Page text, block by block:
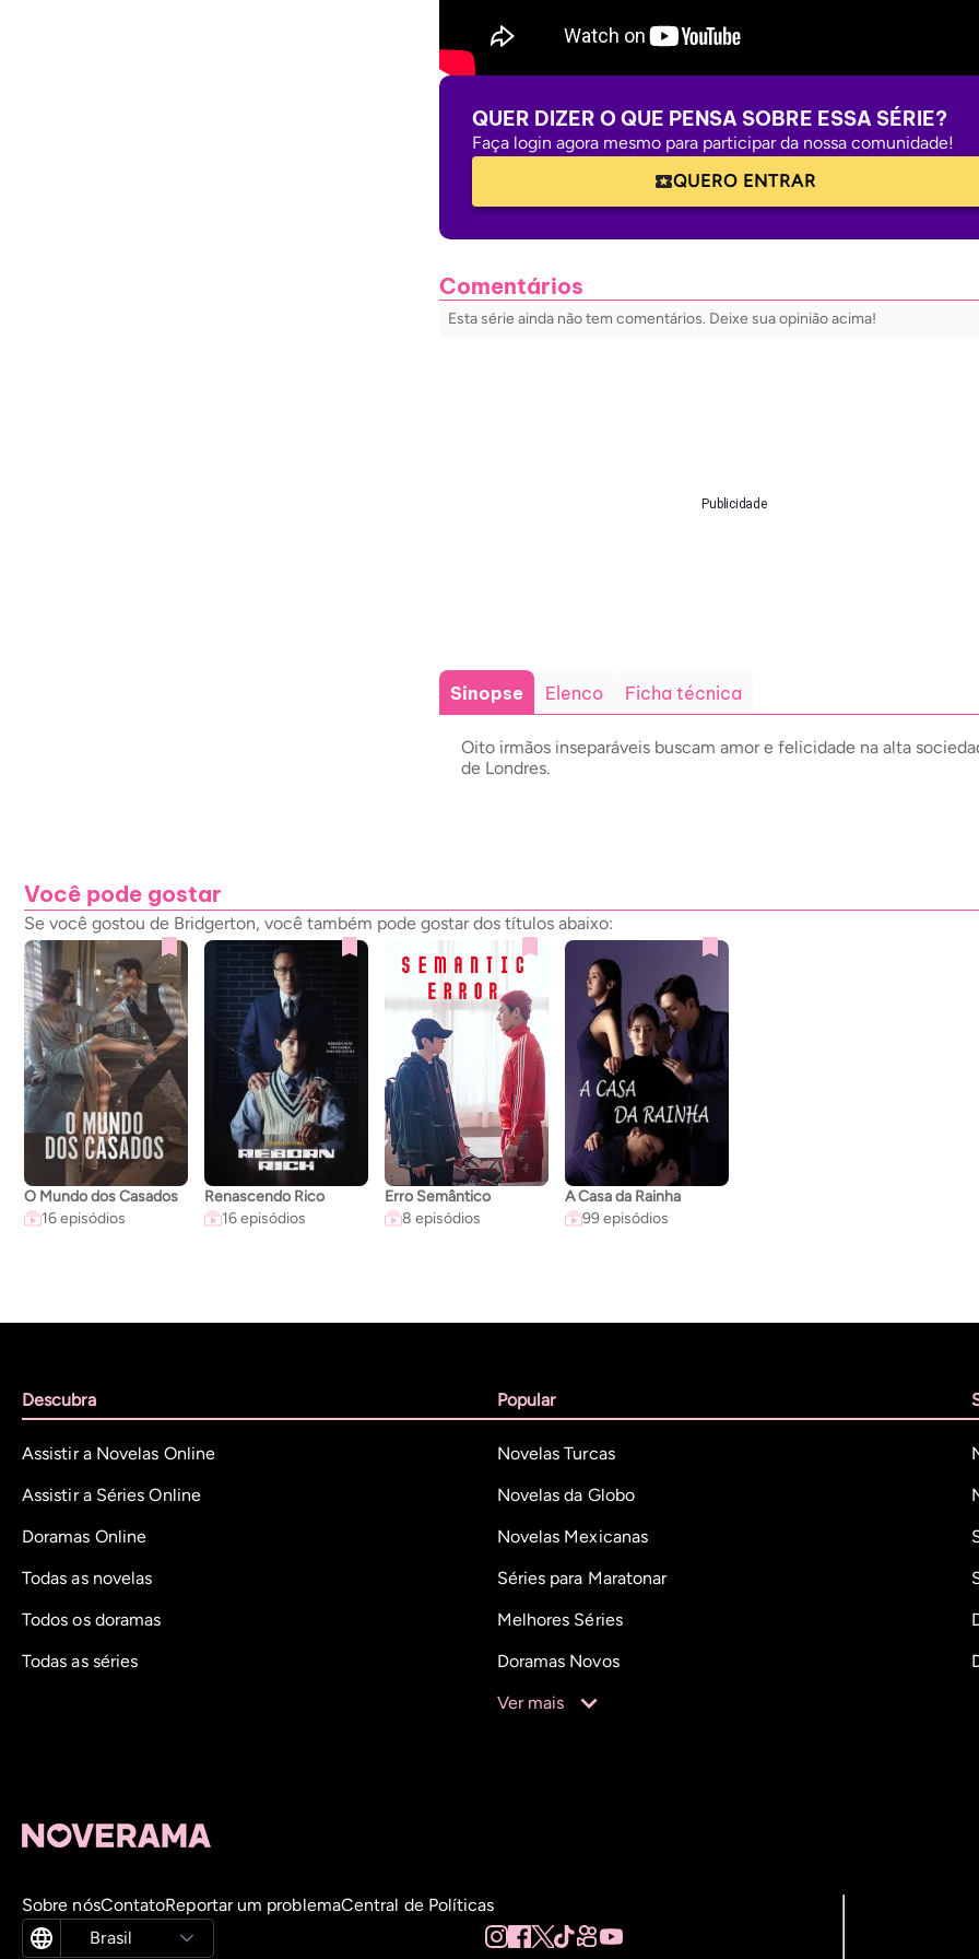
QUER DIZER O QUE PENSA SOBRE ESSA SÉRIE?
Faça login agora mesmo para participar da nossa comunidade!
QUERO ENTRAR
Comentários
Esta série ainda não tem comentários. Deixe sua opinião acima!
Publicidade
Sinopse Elenco Ficha técnica
Oito irmãos inseparáveis buscam amor e felicidade na alta
de Londres.
Você pode gostar
Se você gostou de Bridgerton, você também pode gostar dos títulos abaixo:
O Mundo dos Casados
16 episódios
Renascendo Rico
16 episódios
Erro Semântico
8 episódios
A Casa da Rainha
99 episódios
Descubra
Assistir a Novelas Online
Assistir a Séries Online
Doramas Online
Todas as novelas
Todos os doramas
Todas as séries
Popular
Novelas Turcas
Novelas da Globo
Novelas Mexicanas
Séries para Maratonar
Melhores Séries
Doramas Novos
Ver mais
Sobre nósContatoReportar um problemaCentral de Políticas
Brasil